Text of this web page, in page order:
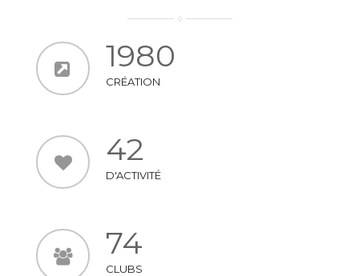
1980
CRÉATION
42
D'ACTIVITÉ
74
CLUBS